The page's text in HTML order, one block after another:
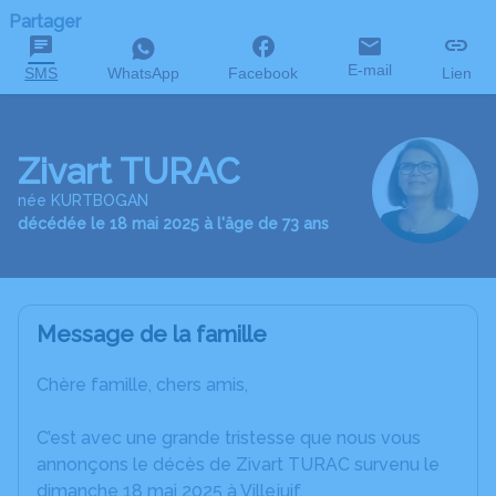
Partager
SMS WhatsApp Facebook E-mail Lien
Zivart TURAC
née KURTBOGAN
décédée le 18 mai 2025 à l'âge de 73 ans
Message de la famille
Chère famille, chers amis,
C’est avec une grande tristesse que nous vous
annonçons le décès de Zivart TURAC survenu le
dimanche 18 mai 2025 à Villejuif.